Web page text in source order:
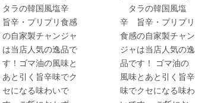
タラの韓国風塩辛
旨辛・プリプリ食感
の自家製チャンジャ
は当店人気の逸品で
す！ゴマ油の風味と
あと引く旨辛味でク
セになる味わいで
タラの韓国風塩
辛 旨辛・プリプリ
食感の自家製チャン
ジャは当店人気の逸
品です！ ゴマ油の
風味とあと引く旨辛
味でクセになる味わ